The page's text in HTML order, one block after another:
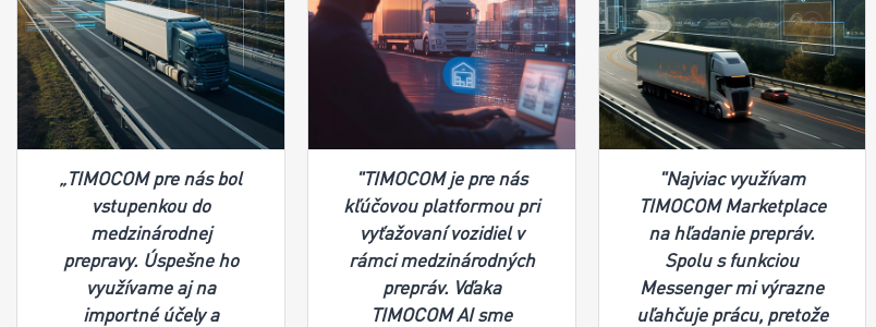
„ TIMOCOM pre nás bol
vstupenkou do
medzinárodnej
prepravy. Úspešne ho
využívame aj na
importné účely a
"TIMOCOM je pre nás
kľúčovou platformou pri
vyťažovaní vozidiel v
rámci medzinárodných
prepráv. Vďaka
TIMOCOM AI sme
"Najviac využívam
TIMOCOM Marketplace
na hľadanie prepráv.
Spolu s funkciou
Messenger mi výrazne
uľahčuje prácu, pretože